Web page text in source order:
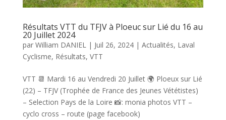
Résultats VTT du TFJV à Ploeuc sur Lié du 16 au
20 Juillet 2024
par William DANIEL| Juil 26, 2024| Actualités, Laval
Cyclisme, Résultats, VTT
VTT 📆 Mardi 16 au Vendredi 20 Juillet 🌍 Ploeux sur Lié
(22) – TFJV (Trophée de France des Jeunes Vététistes)
– Selection Pays de la Loire 📸: monia photos VTT –
cyclo cross – route (page facebook)